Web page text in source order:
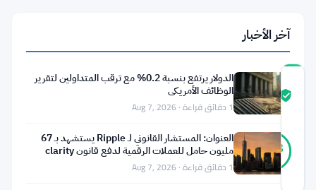
العالمي
درجة
ثقة
المجتمع
موثّق
93
%
حقيقي
موثّق
14
أصوات
آخر تحديث 1 شهر مضت
آخر الأخبار
الدولار يرتفع بنسبة 0.2% مع ترقب المتداولين لتقرير
الوظائف الأمريكي
1 دقائق قراءة · Aug 7, 2026
العنوان: المستشار القانوني لـ Ripple يستشهد بـ 67
مليون حامل للعملات الرقمية لدفع قانون clarity
1 دقائق قراءة · Aug 7, 2026